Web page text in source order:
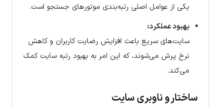
یکی از عوامل اصلی رتبه‌بندی موتورهای جستجو است.
بهبود عملکرد:
سایت‌های سریع باعث افزایش رضایت کاربران و کاهش
نرخ پرش می‌شوند، که این امر به بهبود رتبه سایت کمک
می‌کند.
ساختار و ناوبری سایت